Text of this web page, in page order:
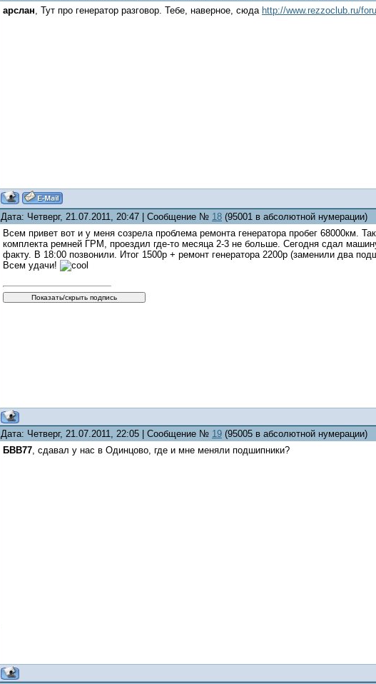
арслан, Тут про генератор разговор. Тебе, наверное, сюда http://www.rezzoclub.ru/
Дата: Четверг, 21.07.2011, 20:47 | Сообщение № 18 (95001 в абсолютной нумерации)
Всем привет вот и у меня созрела проблема ремонта генератора пробег 68000км.
комплекта ремней ГРМ, проездил где-то месяца 2-3 не больше. Сегодня сдал
факту. В 18:00 позвонили. Итог 1500р + ремонт генератора 2200р (заменили два
Всем удачи!
Дата: Четверг, 21.07.2011, 22:05 | Сообщение № 19 (95005 в абсолютной нумерации)
БВВ77, сдавал у нас в Одинцово, где и мне меняли подшипники?